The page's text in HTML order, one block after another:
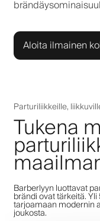
Aloita ilmainen
Parturiliikkeille,
Tukena
Barberlyyn luottavat
brändi ovat tärkeitä.
tarjoamaan modernin
joukosta.